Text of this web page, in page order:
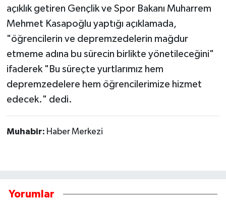
açıklık getiren Gençlik ve Spor Bakanı Muharrem
Mehmet Kasapoğlu yaptığı açıklamada,
"öğrencilerin ve depremzedelerin mağdur
etmeme adına bu sürecin birlikte yönetileceğini"
ifaderek "Bu süreçte yurtlarımız hem
depremzedelere hem öğrencilerimize hizmet
edecek." dedi.
Muhabir: Haber Merkezi
Yorumlar